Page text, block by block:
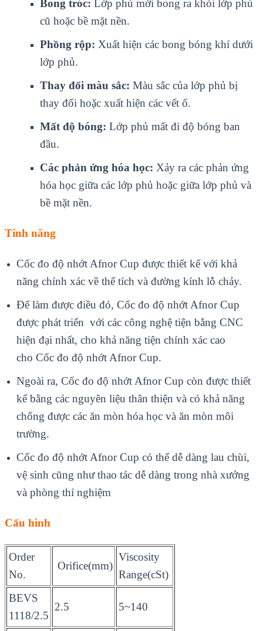
Bong tróc: Lớp phủ mới bong ra khỏi lớp phủ
cũ hoặc bề mặt nền.
Phồng rộp: Xuất hiện các bong bóng khí dưới
lớp phủ.
Thay đổi màu sắc: Màu sắc của lớp phủ bị
thay đổi hoặc xuất hiện các vết ố.
Mất độ bóng: Lớp phủ mất đi độ bóng ban
đầu.
Các phản ứng hóa học: Xảy ra các phản ứng
hóa học giữa các lớp phủ hoặc giữa lớp phủ và
bề mặt nền.
Tính năng
Cốc đo độ nhớt Afnor Cup được thiết kế với khả
năng chính xác về thể tích và đường kính lỗ chảy.
Để làm được điều đó, Cốc đo độ nhớt Afnor Cup
được phát triển với các công nghệ tiện bằng CNC
hiện đại nhất, cho khả năng tiện chính xác cao
cho Cốc đo độ nhớt Afnor Cup.
Ngoài ra, Cốc đo độ nhớt Afnor Cup còn được thiết
kế bằng các nguyên liệu thân thiện và có khả năng
chống được các ăn mòn hóa học và ăn mòn môi
trường.
Cốc đo độ nhớt Afnor Cup có thể dễ dàng lau chùi,
vệ sinh cũng như thao tác dễ dàng trong nhà xưởng
và phòng thí nghiệm
Cấu hình
Order
No.
Orifice(mm)
Viscosity
Range(cSt)
BEVS
1118/2.5
2.5 5~140